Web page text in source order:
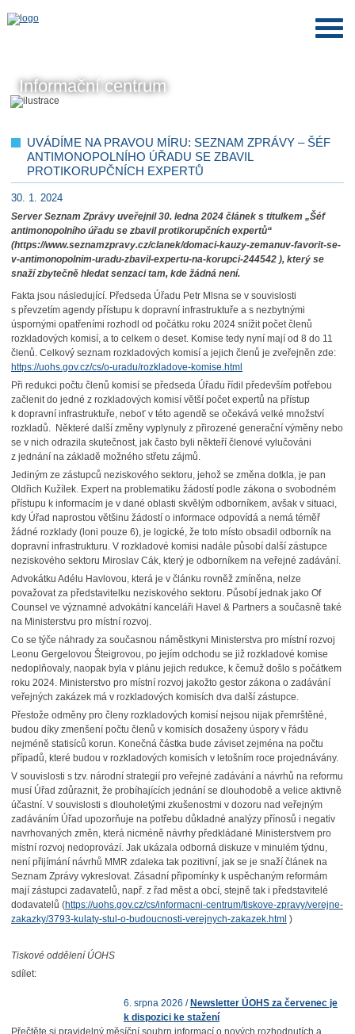
Informační centrum
UVÁDÍME NA PRAVOU MÍRU: SEZNAM ZPRÁVY – ŠÉF
ANTIMONOPOLNÍHO ÚŘADU SE ZBAVIL
PROTIKORUPČNÍCH EXPERTŮ
30. 1. 2024
Server Seznam Zprávy uveřejnil 30. ledna 2024 článek s titulkem „Šéf
antimonopolního úřadu se zbavil protikorupčních expertů“
(https://www.seznamzpravy.cz/clanek/domaci-kauzy-zemanuv-favorit-se-
v-antimonopolnim-uradu-zbavil-expertu-na-korupci-244542 ), který se
snaží zbytečně hledat senzaci tam, kde žádná není.
Fakta jsou následující. Předseda Úřadu Petr Mlsna se v souvislosti
s převzetím agendy přístupu k dopravní infrastruktuře a s nezbytnými
úspornými opatřeními rozhodl od počátku roku 2024 snížit počet členů
rozkladových komisí, a to celkem o deset. Komise tedy nyní mají od 8 do 11
členů. Celkový seznam rozkladových komisí a jejich členů je zveřejněn zde:
https://uohs.gov.cz/cs/o-uradu/rozkladove-komise.html
Při redukci počtu členů komisí se předseda Úřadu řídil především potřebou
začlenit do jedné z rozkladových komisí větší počet expertů na přístup
k dopravní infrastruktuře, neboť v této agendě se očekává velké množství
rozkladů. Některé další změny vyplynuly z přirozené generační výměny nebo
se v nich odrazila skutečnost, jak často byli někteří členové vylučováni
z jednání na základě možného střetu zájmů.
Jediným ze zástupců neziskového sektoru, jehož se změna dotkla, je pan
Oldřich Kužílek. Expert na problematiku žádostí podle zákona o svobodném
přístupu k informacím je v dané oblasti skvělým odborníkem, avšak v situaci,
kdy Úřad naprostou většinu žádostí o informace odpovídá a nemá téměř
žádné rozklady (loni pouze 6), je logické, že toto místo obsadil odborník na
dopravní infrastrukturu. V rozkladové komisi nadále působí další zástupce
neziskového sektoru Miroslav Cák, který je odborníkem na veřejné zadávání.
Advokátku Adélu Havlovou, která je v článku rovněž zmíněna, nelze
považovat za představitelku neziskového sektoru. Působí jednak jako Of
Counsel ve významné advokátní kanceláři Havel & Partners a současně také
na Ministerstvu pro místní rozvoj.
Co se týče náhrady za současnou náměstkyni Ministerstva pro místní rozvoj
Leonu Gergelovou Šteigrovou, po jejím odchodu se již rozkladové komise
nedoplňovaly, naopak byla v plánu jejich redukce, k čemuž došlo s počátkem
roku 2024. Ministerstvo pro místní rozvoj jakožto gestor zákona o zadávání
veřejných zakázek má v rozkladových komisích dva další zástupce.
Přestože odměny pro členy rozkladových komisí nejsou nijak přemrštěné,
budou díky zmenšení počtu členů v komisích dosaženy úspory v řádu
nejméně statisíců korun. Konečná částka bude záviset zejména na počtu
případů, které budou v rozkladových komisích v letošním roce projednávány.
V souvislosti s tzv. národní strategií pro veřejné zadávání a návrhů na reformu
musí Úřad zdůraznit, že probíhajících jednání se dlouhodobě a velice aktivně
účastní. V souvislosti s dlouholetými zkušenostmi v dozoru nad veřejným
zadáváním Úřad upozorňuje na potřebu důkladné analýzy přínosů i negativ
navrhovaných změn, která nicméně návrhy předkládané Ministerstvem pro
místní rozvoj nedoprovází. Jak ukázala odborná diskuze v minulém týdnu,
není přijímání návrhů MMR zdaleka tak pozitivní, jak se je snaží článek na
Seznam Zprávy vykreslovat. Zásadní připomínky k uspěchaným reformám
mají zástupci zadavatelů, např. z řad měst a obcí, stejně tak i představitelé
dodavatelů (https://uohs.gov.cz/cs/informacni-centrum/tiskove-zpravy/verejne-
zakazky/3793-kulaty-stul-o-budoucnosti-verejnych-zakazek.html )
Tiskové oddělení ÚOHS
sdílet:
6. srpna 2026 / Newsletter ÚOHS za červenec je
k dispozici ke stažení
Přečtěte si pravidelný měsíční souhrn informací o nových rozhodnutích a